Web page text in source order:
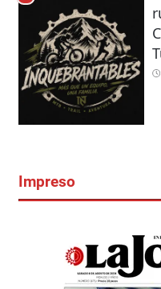
Impreso